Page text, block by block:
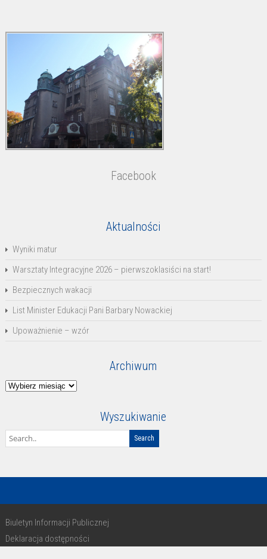
Facebook
Aktualności
Wyniki matur
Warsztaty Integracyjne 2026 – pierwszoklasiści na start!
Bezpiecznych wakacji
List Minister Edukacji Pani Barbary Nowackiej
Upoważnienie – wzór
Archiwum
Archiwum
Wyszukiwanie
Biuletyn Informacji Publicznej
Deklaracja dostępności